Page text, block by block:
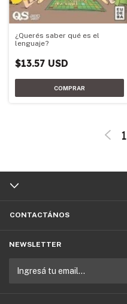
¿Querés saber qué es el
lenguaje?
$13.57 USD
1
CONTACTÁNOS
NEWSLETTER